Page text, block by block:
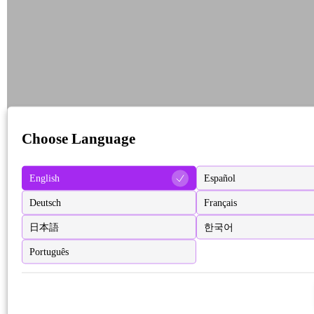
Choose Language
English Español
Deutsch Français
日本語 한국어
Português